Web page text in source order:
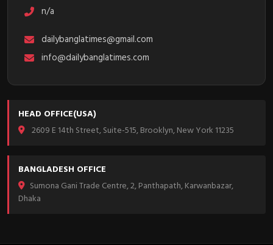
n/a
dailybanglatimes@gmail.com
info@dailybanglatimes.com
HEAD OFFICE(USA)
2609 E 14th Street, Suite-515, Brooklyn, New York 11235
BANGLADESH OFFICE
Sumona Gani Trade Centre, 2, Panthapath, Karwanbazar,
Dhaka